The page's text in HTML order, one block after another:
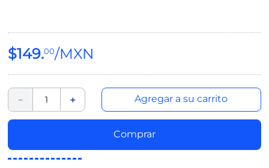
$149.00
＋
－ Agregar a su carrito
Comprar